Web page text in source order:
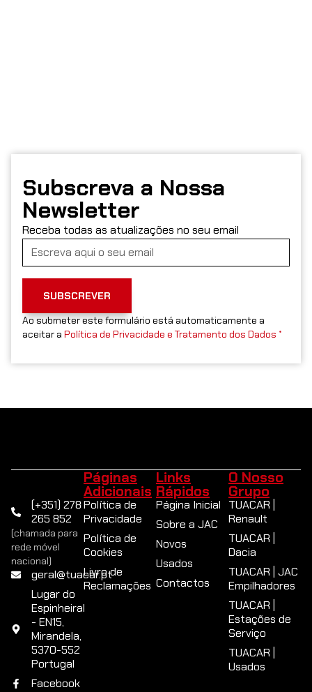
Subscreva a Nossa
Newsletter
Receba todas as atualizações no seu email
SUBSCREVER
Ao submeter este formulário está automaticamente a
aceitar a Política de Privacidade e Tratamento dos Dados *
(+351) 278
265 852
(chamada para
rede móvel
nacional)
geral@tuacar.pt
Lugar do
Espinheiral
- EN15,
Mirandela,
5370-552
Portugal
Facebook
Páginas
Adicionais
Política de
Privacidade
Política de
Cookies
Livro de
Reclamações
Links
Rápidos
Página Inicial
Sobre a JAC
Novos
Usados
Contactos
O Nosso
Grupo
TUACAR |
Renault
TUACAR |
Dacia
TUACAR | JAC
Empilhadores
TUACAR |
Estações de
Serviço
TUACAR |
Usados